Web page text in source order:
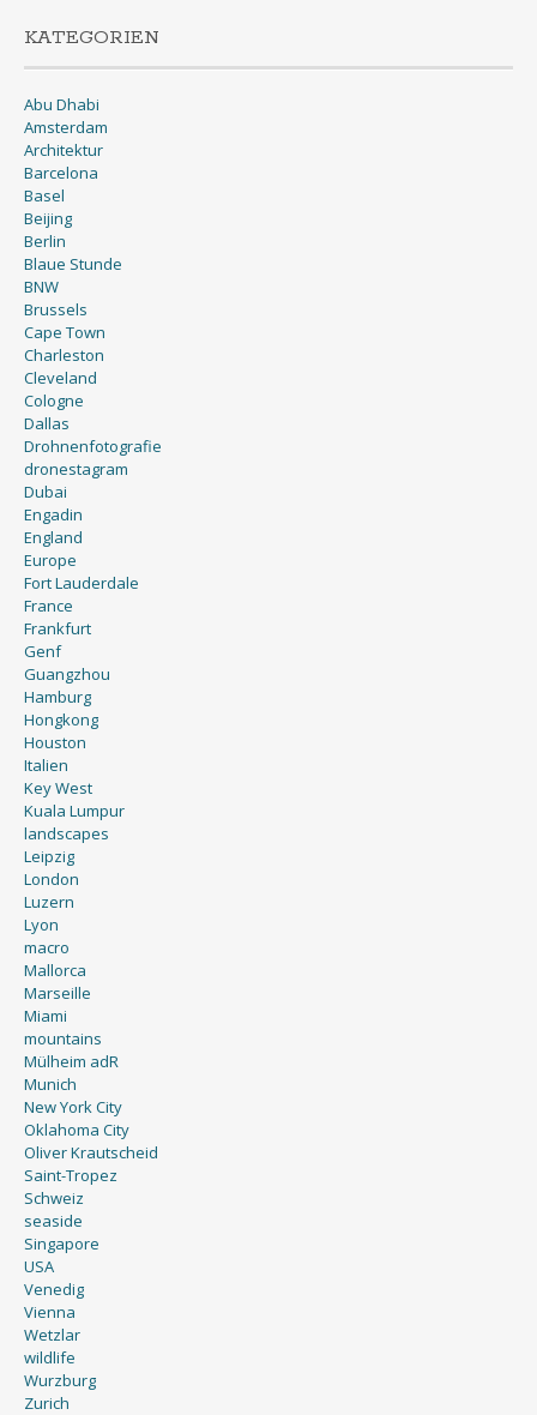
KATEGORIEN
Abu Dhabi
Amsterdam
Architektur
Barcelona
Basel
Beijing
Berlin
Blaue Stunde
BNW
Brussels
Cape Town
Charleston
Cleveland
Cologne
Dallas
Drohnenfotografie
dronestagram
Dubai
Engadin
England
Europe
Fort Lauderdale
France
Frankfurt
Genf
Guangzhou
Hamburg
Hongkong
Houston
Italien
Key West
Kuala Lumpur
landscapes
Leipzig
London
Luzern
Lyon
macro
Mallorca
Marseille
Miami
mountains
Mülheim adR
Munich
New York City
Oklahoma City
Oliver Krautscheid
Saint-Tropez
Schweiz
seaside
Singapore
USA
Venedig
Vienna
Wetzlar
wildlife
Wurzburg
Zurich